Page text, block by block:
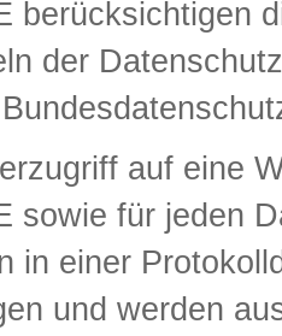
berücksichtigen
der
auf eine
sowie für jeden
in einer
und werden